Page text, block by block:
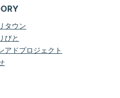
タウン
びと
アドプロジェクト